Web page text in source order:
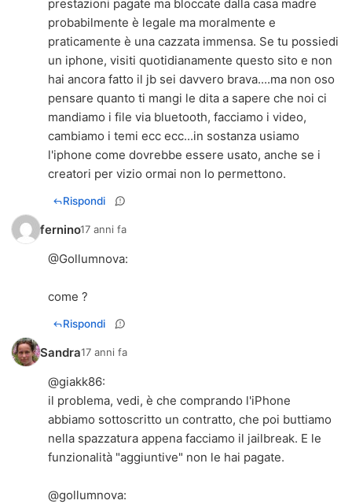
prestazioni pagate ma bloccate dalla casa madre
probabilmente è legale ma moralmente e
praticamente è una cazzata immensa. Se tu possiedi
un iphone, visiti quotidianamente questo sito e non
hai ancora fatto il jb sei davvero brava....ma non oso
pensare quanto ti mangi le dita a sapere che noi ci
mandiamo i file via bluetooth, facciamo i video,
cambiamo i temi ecc ecc...in sostanza usiamo
l'iphone come dovrebbe essere usato, anche se i
creatori per vizio ormai non lo permettono.
Rispondi
fernino17 anni fa
@Gollumnova:
come ?
Rispondi
Sandra17 anni fa
@giakk86:
il problema, vedi, è che comprando l'iPhone
abbiamo sottoscritto un contratto, che poi buttiamo
nella spazzatura appena facciamo il jailbreak. E le
funzionalità "aggiuntive" non le hai pagate.
@gollumnova: